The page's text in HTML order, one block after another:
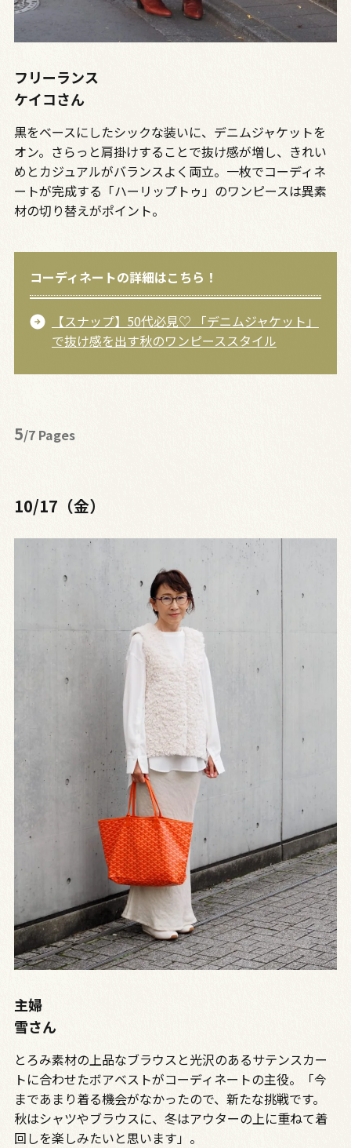
フリーランス
ケイコさん
黒をベースにしたシックな装いに、デニムジャケットを
オン。さらっと肩掛けすることで抜け感が増し、きれい
めとカジュアルがバランスよく両立。一枚でコーディネ
ートが完成する「ハーリップトゥ」のワンピースは異素
材の切り替えがポイント。
コーディネートの詳細はこちら！
【スナップ】50代必見♡ 「デニムジャケット」
で抜け感を出す秋のワンピーススタイル
5/7 Pages
10/17（金）
主婦
雪さん
とろみ素材の上品なブラウスと光沢のあるサテンスカー
トに合わせたボアベストがコーディネートの主役。「今
まであまり着る機会がなかったので、新たな挑戦です。
秋はシャツやブラウスに、冬はアウターの上に重ねて着
回しを楽しみたいと思います」。